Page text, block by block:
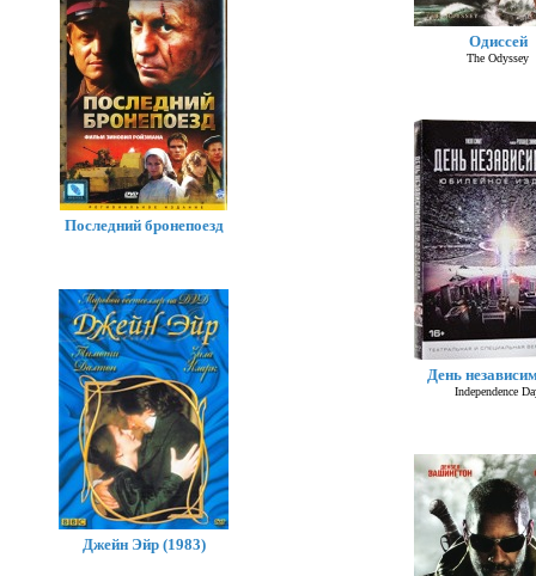
Одиссей
The Odyssey
День
Independence
Последний бронепоезд
Джейн Эйр (1983)